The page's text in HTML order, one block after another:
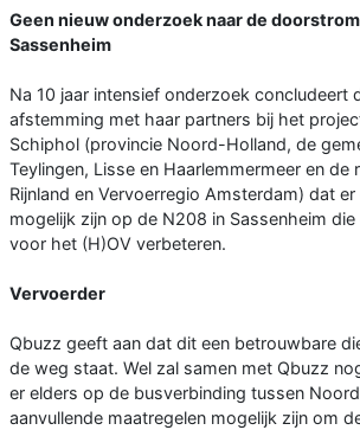
Geen nieuw onderzoek naar de
Sassenheim
Na 10 jaar intensief onderzoek concludeert
afstemming met haar partners bij het
Schiphol (provincie Noord-Holland, de
Teylingen, Lisse en Haarlemmermeer en de
Rijnland en Vervoerregio Amsterdam) dat
mogelijk zijn op de N208 in Sassenheim
voor het (H)OV verbeteren.
Vervoerder
Qbuzz geeft aan dat dit een betrouwbare
de weg staat. Wel zal samen met Qbuzz
er elders op de busverbinding tussen
aanvullende maatregelen mogelijk zijn om